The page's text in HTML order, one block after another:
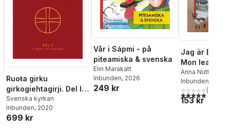
Ruoŧa girku
girkogiehtagirji. Del I i
urval på samiska
Svenska kyrkan
Inbunden, 2020
699 kr
Vår i Sápmi - på
piteamiska & svenska
Elin Marakatt
Inbunden, 2026
249 kr
Jag är Elle-
Mon lean
Anna Nutti Wiandt
Inbunden
5,0utav 5(
153 kr